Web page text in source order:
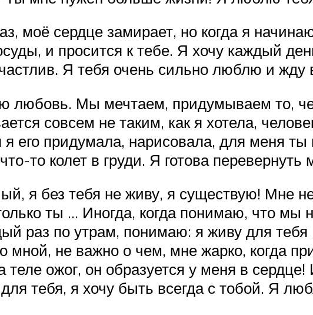
моё сердце замирает, но когда я
и просится к тебе. Я хочу каждый
Я тебя очень сильно люблю и жду
любовь. Мы мечтаем, придумываем то,
совсем не таким, как я хотела,
его придумала, нарисовала, для меня
то колет в груди. Я готова
я без тебя не живу, я существую! Мне
ты … Иногда, когда понимаю, что мы
раз по утрам, понимаю: я живу для
мной, не важно о чем, мне жарко, когда
теле ожог, он образуется у меня в
тебя, я хочу быть всегда с тобой. Я